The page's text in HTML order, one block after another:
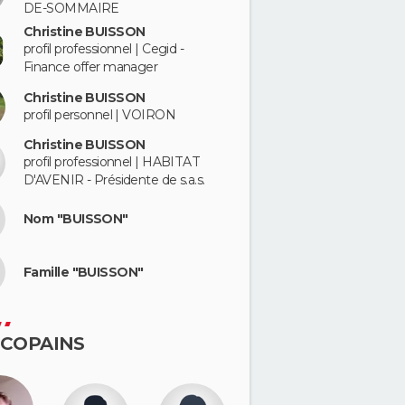
DE-SOMMAIRE
Christine BUISSON
profil professionnel | Cegid -
Finance offer manager
Christine BUISSON
profil personnel | VOIRON
Christine BUISSON
profil professionnel | HABITAT
D'AVENIR - Présidente de s.a.s.
Nom "BUISSON"
Famille "BUISSON"